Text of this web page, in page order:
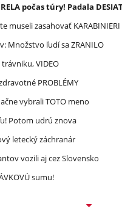
počas túry! Padala
museli zasahovať KARABINIERI
Množstvo ľudí sa ZRANILO
VIDEO
PROBLÉMY
vybrali TOTO meno
Potom udrú znova
letecký záchranár
vozili aj cez Slovensko
sumu!